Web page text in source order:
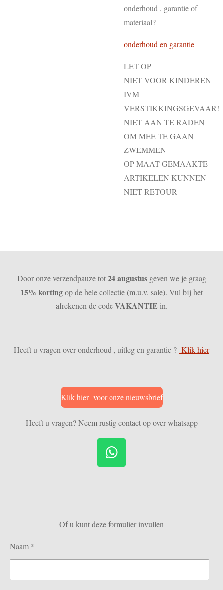
onderhoud , garantie of
materiaal?
onderhoud en garantie
LET OP
NIET VOOR KINDEREN
IVM
VERSTIKKINGSGEVAAR!
NIET AAN TE RADEN
OM MEE TE GAAN
ZWEMMEN
OP MAAT GEMAAKTE
ARTIKELEN KUNNEN
NIET RETOUR
Door onze verzendpauze tot 24 augustusgeven we je graag
15% kortingop de hele collectie (m.u.v. sale). Vul bij het
afrekenen de codeVAKANTIE in.
Heeft u vragen over onderhoud , uitleg en garantie ? Klik hier
Klik hier voor onze nieuwsbrief
Heeft u vragen? Neem rustig contact op over whatsapp
W
h
A
p
Of u kunt deze formulier invullen
Naam *